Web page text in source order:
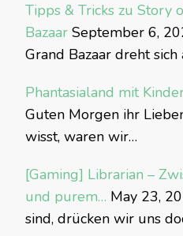
Tipps & Tricks zu Story
Bazaar September 6,
Grand Bazaar dreht
Phantasialand mit
Guten Morgen ihr
wisst, waren wir…
[Gaming] Librarian –
und purem… May 23,
sind, drücken wir uns